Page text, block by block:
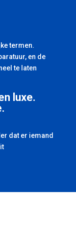
termen.
en de
te laten
luxe.
dat er iemand